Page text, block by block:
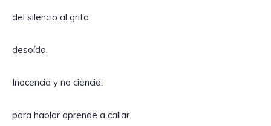
del silencio al grito
desoído.
Inocencia y no ciencia:
para hablar aprende a callar.